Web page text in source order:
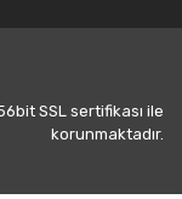
SSL sertifikası ile
korunmaktadır.